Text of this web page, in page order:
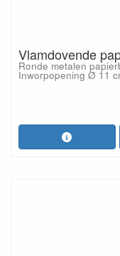
Vlamdovende
Ronde metalen
Inworpopening Ø 11